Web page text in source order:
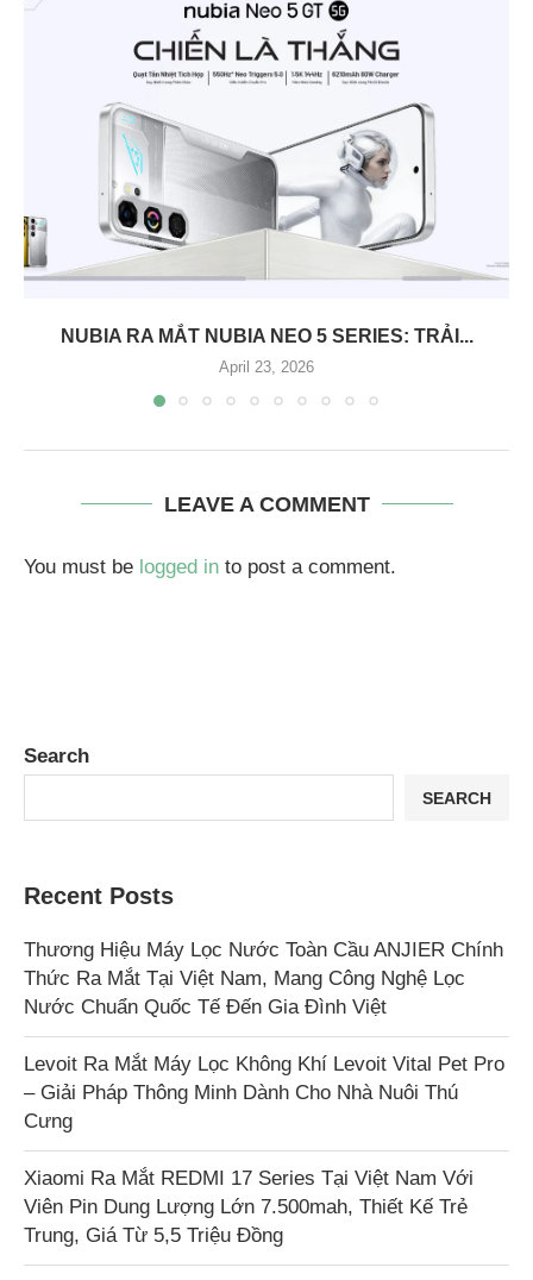
NUBIA RA MẮT NUBIA NEO 5 SERIES: TRẢI...
April 23, 2026
LEAVE A COMMENT
You must be logged in to post a comment.
Search
SEARCH
Recent Posts
Thương Hiệu Máy Lọc Nước Toàn Cầu ANJIER Chính
Thức Ra Mắt Tại Việt Nam, Mang Công Nghệ Lọc
Nước Chuẩn Quốc Tế Đến Gia Đình Việt
Levoit Ra Mắt Máy Lọc Không Khí Levoit Vital Pet Pro
– Giải Pháp Thông Minh Dành Cho Nhà Nuôi Thú
Cưng
Xiaomi Ra Mắt REDMI 17 Series Tại Việt Nam Với
Viên Pin Dung Lượng Lớn 7.500mah, Thiết Kế Trẻ
Trung, Giá Từ 5,5 Triệu Đồng